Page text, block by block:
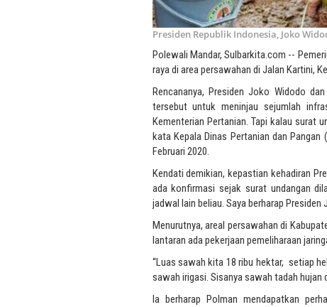
Presiden Republik Indonesia, Joko
Polewali Mandar, Sulbarkita.com --
raya di area persawahan di Jalan Kartini,
Rencananya, Presiden Joko Widodo
tersebut untuk meninjau sejumlah
Kementerian Pertanian. Tapi kalau surat
kata Kepala Dinas Pertanian dan
Februari 2020.
Kendati demikian, kepastian kehadiran
ada konfirmasi sejak surat undangan
jadwal lain beliau. Saya berharap
Menurutnya, areal persawahan di
lantaran ada pekerjaan pemeliharaan
“Luas sawah kita 18 ribu hektar, setiap
sawah irigasi. Sisanya sawah tadah hujan
Ia berharap Polman mendapatkan